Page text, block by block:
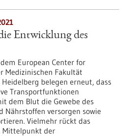
Entwicklung des
European Center for
Medizinischen Fakultät
belegen erneut, dass
Transportfunktionen
dem Blut die Gewebe des
Nährstoffen versorgen sowie
Vielmehr rückt das
Mittelpunkt der